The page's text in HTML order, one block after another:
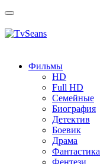
Toggle
Фильмы
HD
Full HD
Семейные
Биография
Детектив
Боевик
Драма
Фантастика
Фентези